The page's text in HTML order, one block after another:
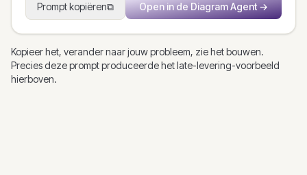
Prompt kopiëren⧉ Open in de Diagram Agent→
Kopieer het, verander naar jouw probleem, zie het bouwen.
Precies deze prompt produceerde het late-levering-voorbeeld
hierboven.